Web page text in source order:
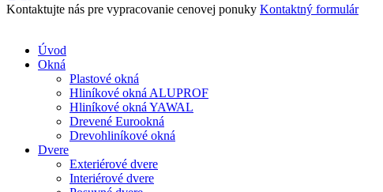
Kontaktujte nás pre vypracovanie cenovej ponuky Kontaktný formulár
Úvod
Okná
Plastové okná
Hliníkové okná ALUPROF
Hliníkové okná YAWAL
Drevené Eurookná
Drevohliníkové okná
Dvere
Exteriérové dvere
Interiérové dvere